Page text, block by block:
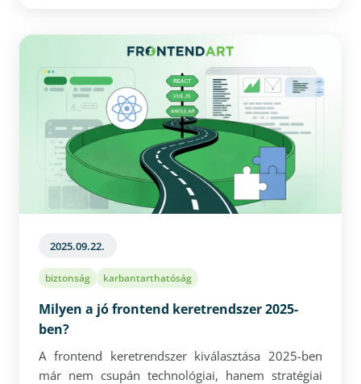
tulajdonsága a kritikus gondolkodás és a
folyamatos fejlődés iránti elkötelezettség – ezek
teszik lehetővé, hogy valóban értéket teremtsen a
fejlesztési folyamatban.
2025.09.22.
biztonság karbantarthatóság
Milyen a jó frontend keretrendszer 2025-
ben?
A frontend keretrendszer kiválasztása 2025-ben
már nem csupán technológiai, hanem stratégiai